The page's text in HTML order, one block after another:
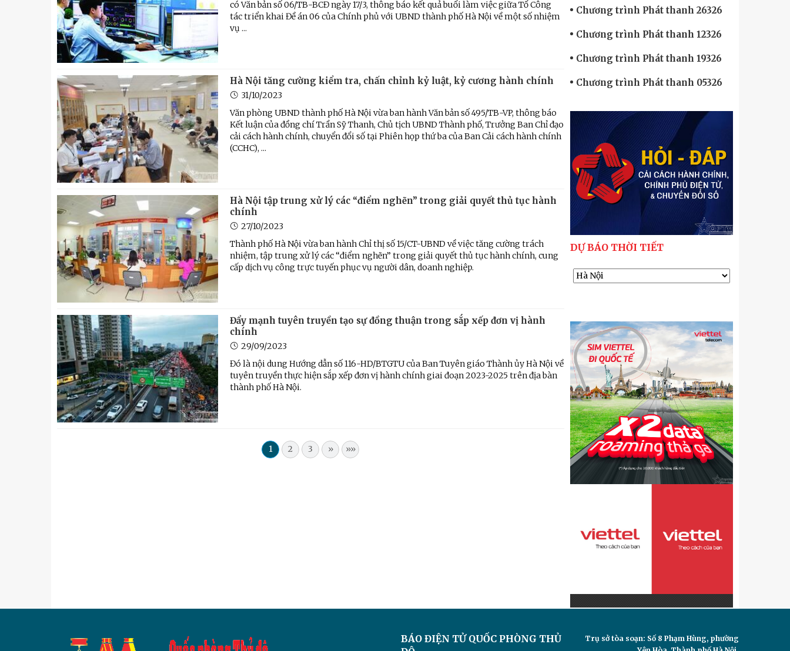
có Văn bản số 06/TB-BCĐ ngày 17/3, thông báo kết quả buổi làm việc giữa Tổ Công
tác triển khai Đề án 06 của Chính phủ với UBND thành phố Hà Nội về một số nhiệm
vụ ...
Hà Nội tăng cường kiểm tra, chấn chỉnh kỷ luật, kỷ cương hành chính
31/10/2023
Văn phòng UBND thành phố Hà Nội vừa ban hành Văn bản số 495/TB-VP, thông báo
Kết luận của đồng chí Trần Sỹ Thanh, Chủ tịch UBND Thành phố, Trưởng Ban Chỉ đạo
cải cách hành chính, chuyển đổi số tại Phiên họp thứ ba của Ban Cải cách hành chính
(CCHC), ...
Hà Nội tập trung xử lý các “điểm nghẽn” trong giải quyết thủ tục hành
chính
27/10/2023
Thành phố Hà Nội vừa ban hành Chỉ thị số 15/CT-UBND về việc tăng cường trách
nhiệm, tập trung xử lý các “điểm nghẽn” trong giải quyết thủ tục hành chính, cung
cấp dịch vụ công trực tuyến phục vụ người dân, doanh nghiệp.
Đẩy mạnh tuyên truyền tạo sự đồng thuận trong sắp xếp đơn vị hành
chính
29/09/2023
Đó là nội dung Hướng dẫn số 116-HD/BTGTU của Ban Tuyên giáo Thành ủy Hà Nội về
tuyên truyền thực hiện sắp xếp đơn vị hành chính giai đoạn 2023-2025 trên địa bàn
thành phố Hà Nội.
1 2 3 » »»
Chương trình Phát thanh 26326
Chương trình Phát thanh 12326
Chương trình Phát thanh 19326
Chương trình Phát thanh 05326
DỰ BÁO THỜI TIẾT
BÁO ĐIỆN TỬQUỐC PHÒNG THỦ
Trụ sở tòa soạn: Số 8 Phạm Hùng, phường